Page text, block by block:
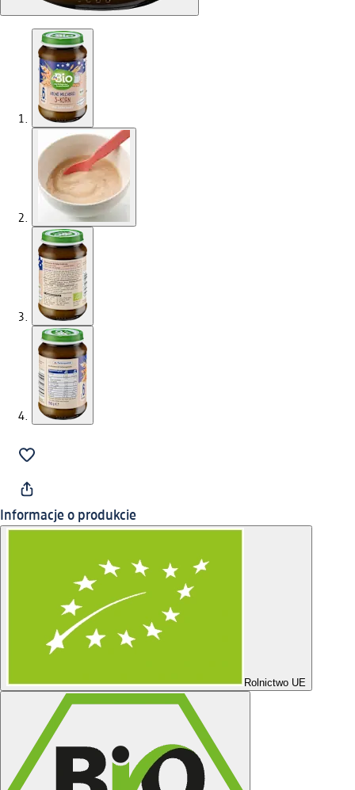
Informacje o produkcie
Rolnictwo UE